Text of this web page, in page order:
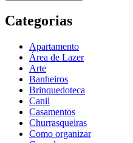
Categorias
Apartamento
Área de Lazer
Arte
Banheiros
Brinquedoteca
Canil
Casamentos
Churrasqueiras
Como organizar